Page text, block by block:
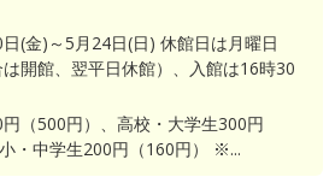
(金)～5月24日(日) 休館日は月曜日
は開館、翌平日休館）、入館は16時30
（500円）、高校・大学生300円
小・中学生200円（160円） ※...